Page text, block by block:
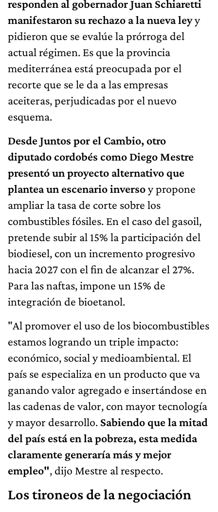
responden al gobernador Juan Schiaretti
manifestaron su rechazo a la nueva leyy
pidieron que se evalúe la prórroga del
actual régimen. Es que la provincia
mediterránea está preocupada por el
recorte que se le da a las empresas
aceiteras, perjudicadas por el nuevo
esquema.
Desde Juntos por el Cambio, otro
diputado cordobés como Diego Mestre
presentó un proyecto alternativo que
plantea un escenario inversoy propone
ampliar la tasa de corte sobre los
combustibles fósiles. En el caso del gasoil,
pretende subir al 15% la participación del
biodiesel, con un incremento progresivo
hacia 2027 con el fin de alcanzar el 27%.
Para las naftas, impone un 15% de
integración de bioetanol.
"Al promover el uso de los biocombustibles
estamos logrando un triple impacto:
económico, social y medioambiental. El
país se especializa en un producto que va
ganando valor agregado e insertándose en
las cadenas de valor, con mayor tecnología
y mayor desarrollo. Sabiendo que la mitad
del país está en la pobreza, esta medida
claramente generaría más y mejor
empleo", dijo Mestre al respecto.
Los tironeos de la negociación